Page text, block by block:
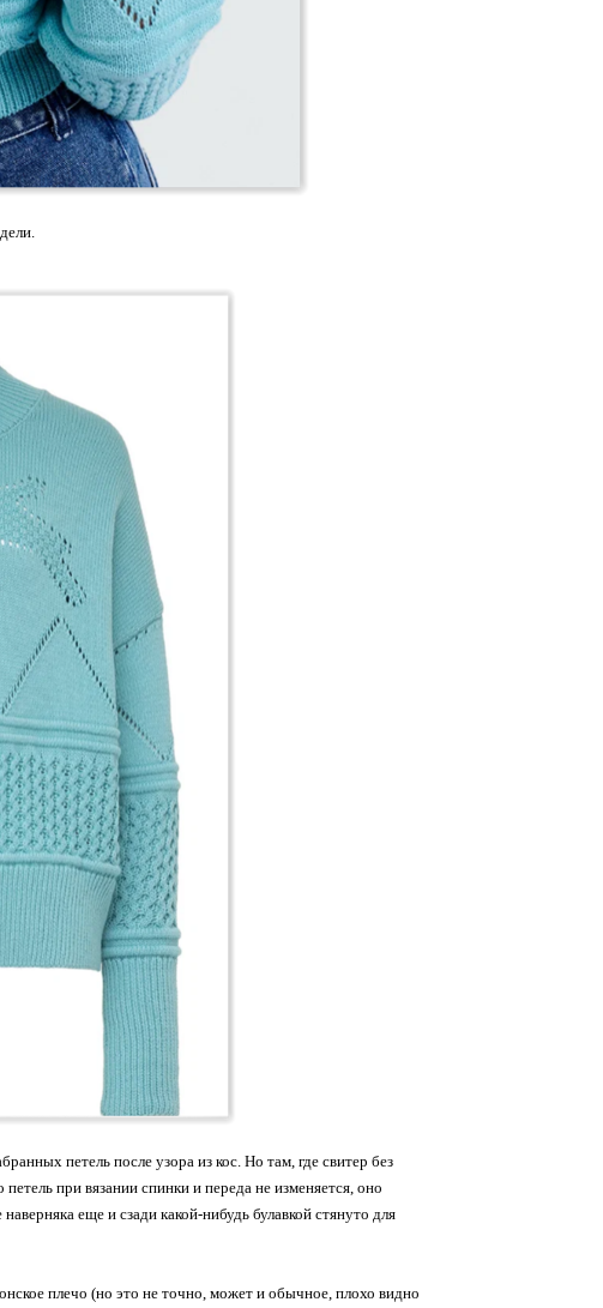
петель после узора из кос. Но там, где свитер без
при вязании спинки и переда не изменяется, оно
еще и сзади какой-нибудь булавкой стянуто для
плечо (но это не точно, может и обычное, плохо видно